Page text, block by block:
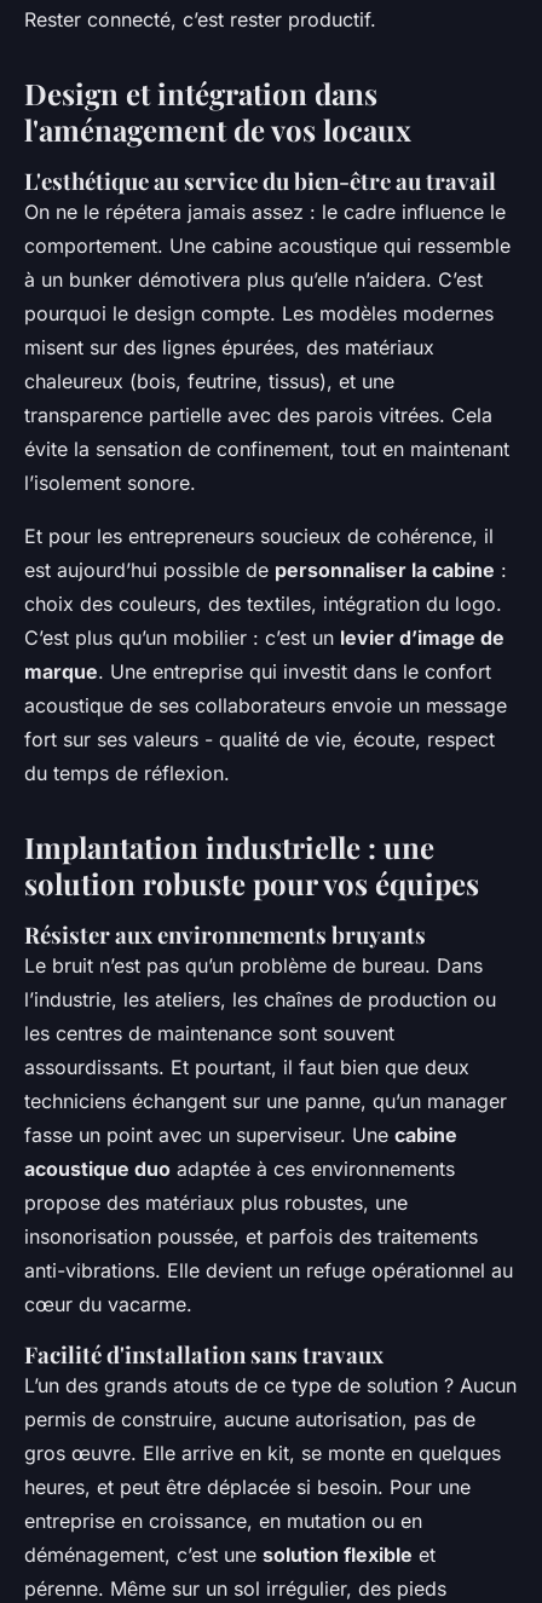
Rester connecté, c’est rester productif.
Design et intégration dans
l'aménagement de vos locaux
L'esthétique au service du bien-être au travail
On ne le répétera jamais assez : le cadre influence le
comportement. Une cabine acoustique qui ressemble
à un bunker démotivera plus qu’elle n’aidera. C’est
pourquoi le design compte. Les modèles modernes
misent sur des lignes épurées, des matériaux
chaleureux (bois, feutrine, tissus), et une
transparence partielle avec des parois vitrées. Cela
évite la sensation de confinement, tout en maintenant
l’isolement sonore.
Et pour les entrepreneurs soucieux de cohérence, il
est aujourd’hui possible de personnaliser la cabine :
choix des couleurs, des textiles, intégration du logo.
C’est plus qu’un mobilier : c’est un levier d’image de
marque. Une entreprise qui investit dans le confort
acoustique de ses collaborateurs envoie un message
fort sur ses valeurs - qualité de vie, écoute, respect
du temps de réflexion.
Implantation industrielle : une
solution robuste pour vos équipes
Résister aux environnements bruyants
Le bruit n’est pas qu’un problème de bureau. Dans
l’industrie, les ateliers, les chaînes de production ou
les centres de maintenance sont souvent
assourdissants. Et pourtant, il faut bien que deux
techniciens échangent sur une panne, qu’un manager
fasse un point avec un superviseur. Une cabine
acoustique duo adaptée à ces environnements
propose des matériaux plus robustes, une
insonorisation poussée, et parfois des traitements
anti-vibrations. Elle devient un refuge opérationnel au
cœur du vacarme.
Facilité d'installation sans travaux
L’un des grands atouts de ce type de solution ? Aucun
permis de construire, aucune autorisation, pas de
gros œuvre. Elle arrive en kit, se monte en quelques
heures, et peut être déplacée si besoin. Pour une
entreprise en croissance, en mutation ou en
déménagement, c’est une solution flexible et
pérenne. Même sur un sol irrégulier, des pieds